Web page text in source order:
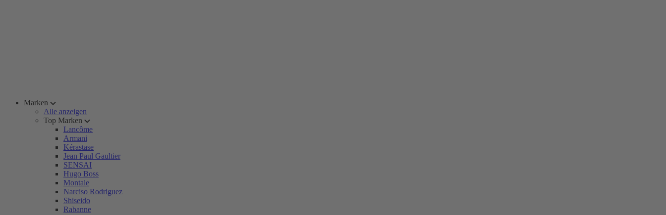
Marken
Alle anzeigen
Top Marken
Lancôme
Armani
Kérastase
Jean Paul Gaultier
SENSAI
Hugo Boss
Montale
Narciso Rodriguez
Shiseido
Rabanne